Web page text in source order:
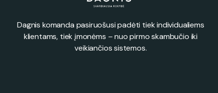
Dagnis komanda pasiruošusi padėti tiek individualiems
klientams, tiek įmonėms – nuo pirmo skambučio iki
veikiančios sistemos.